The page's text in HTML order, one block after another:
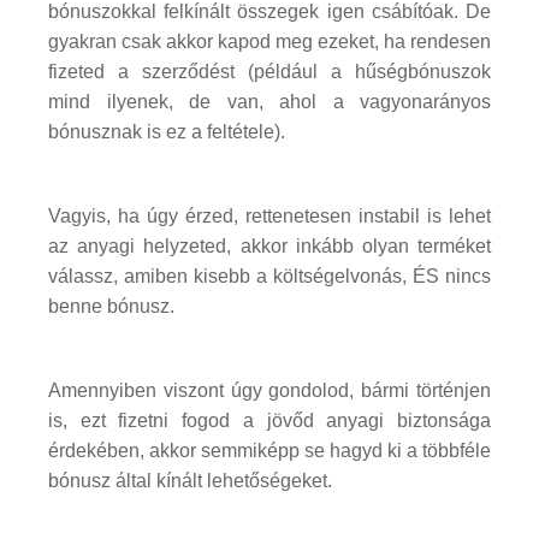
bónuszokkal felkínált összegek igen csábítóak. De
gyakran csak akkor kapod meg ezeket, ha rendesen
fizeted a szerződést (például a hűségbónuszok
mind ilyenek, de van, ahol a vagyonarányos
bónusznak is ez a feltétele).
Vagyis, ha úgy érzed, rettenetesen instabil is lehet
az anyagi helyzeted, akkor inkább olyan terméket
válassz, amiben kisebb a költségelvonás, ÉS nincs
benne bónusz.
Amennyiben viszont úgy gondolod, bármi történjen
is, ezt fizetni fogod a jövőd anyagi biztonsága
érdekében, akkor semmiképp se hagyd ki a többféle
bónusz által kínált lehetőségeket.